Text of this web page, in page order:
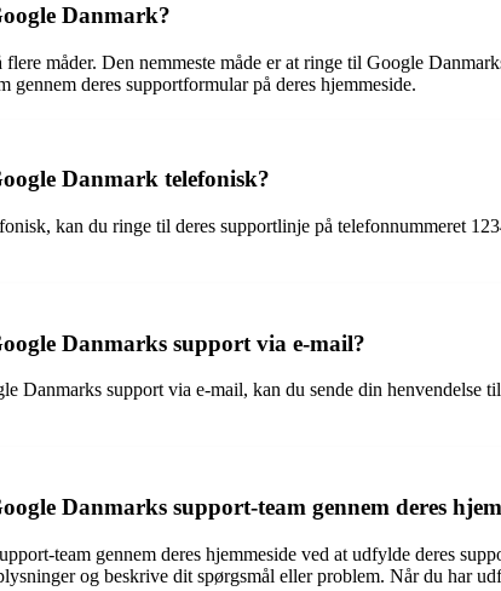
Danmark?
måder. Den nemmeste måde er at ringe til Google
gennem deres supportformular på deres hjemmeside.
Danmark telefonisk?
kan du ringe til deres supportlinje på telefonnummeret
Danmarks support via e-mail?
Danmarks support via e-mail, kan du sende din henvendelse
Danmarks support-team gennem deres
team gennem deres hjemmeside ved at udfylde deres
og beskrive dit spørgsmål eller problem. Når du har